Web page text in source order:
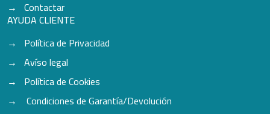
Contactar
AYUDA CLIENTE
Política de Privacidad
Avíso legal
Política de Cookies
Condiciones de Garantía/Devolución